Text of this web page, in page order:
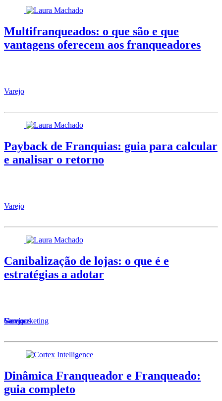
Multifranqueados: o que são e que
vantagens oferecem aos franqueadores
Varejo
Payback de Franquias: guia para calcular
e analisar o retorno
Varejo
Canibalização de lojas: o que é e
estratégias a adotar
Serviços
Varejo
Geomarketing
Dinâmica Franqueador e Franqueado:
guia completo